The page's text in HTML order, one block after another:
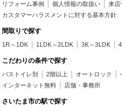
リフォーム事例
個人情報の取扱い
来店
カスタマーハラスメントに対する基本方針
間取りで探す
1R～1DK 1LDK～2LDK 3K～3LDK
こだわりの条件で探す
バストイレ別 2階以上 オートロック
インターネット無料
店舗・事務所
さいたま市の駅で探す